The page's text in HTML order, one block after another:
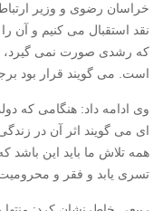
خراسان رضوی و وزیر
نقد استقبال می کنیم و آن
که رشدی صورت نمی گیرد،
است. می گویند قرار بود
ای می گویند اثر آن در
همه تلاش ما باید این باشد
تسری یابد و فقر و